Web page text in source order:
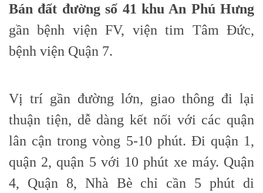
Bán đất đường số 41 khu An Phú Hưng
gần bệnh viện FV, viện tim Tâm Đức,
bệnh viện Quận 7.
Vị trí gần đường lớn, giao thông đi lại
thuận tiện, dễ dàng kết nối với các quận
lân cận trong vòng 5-10 phút. Đi quận 1,
quận 2, quận 5 với 10 phút xe máy. Quận
4, Quận 8, Nhà Bè chỉ cần 5 phút di